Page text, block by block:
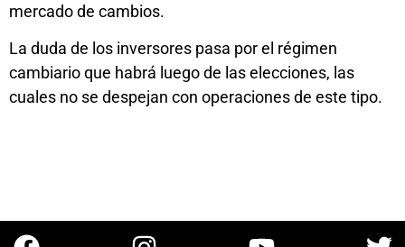
mercado de cambios.
La duda de los inversores pasa por el régimen
cambiario que habrá luego de las elecciones, las
cuales no se despejan con operaciones de este tipo.